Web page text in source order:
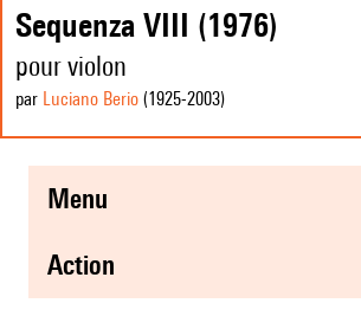
Sequenza VIII (1976)
pour violon
par Luciano Berio (1925-2003)
menu
action